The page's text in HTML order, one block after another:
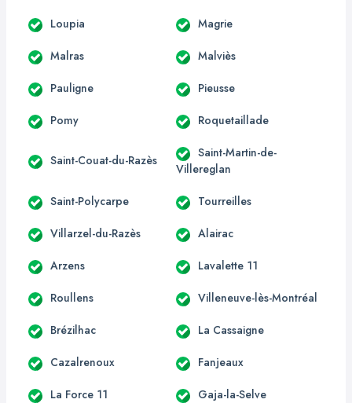
Loupia Magrie
Malras Malviès
Pauligne Pieusse
Pomy Roquetaillade
Saint-Couat-du-Razès
Saint-Martin-de-
Villereglan
Saint-Polycarpe Tourreilles
Villarzel-du-Razès Alairac
Arzens Lavalette 11
Roullens Villeneuve-lès-Montréal
Brézilhac La Cassaigne
Cazalrenoux Fanjeaux
La Force 11 Gaja-la-Selve